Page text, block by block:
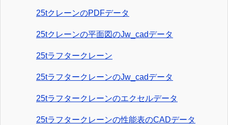
25tクレーンのPDFデータ
25tクレーンの平面図のJw_cadデータ
25tラフタークレーン
25tラフタークレーンのJw_cadデータ
25tラフタークレーンのエクセルデータ
25tラフタークレーンの性能表のCADデータ